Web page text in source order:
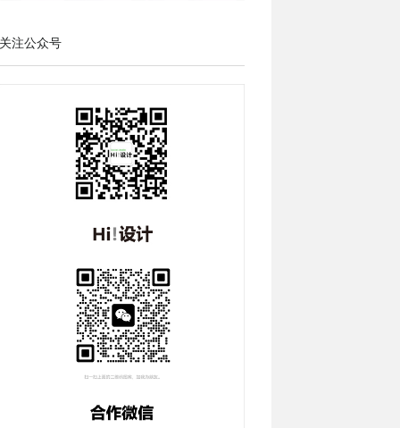
注公众号